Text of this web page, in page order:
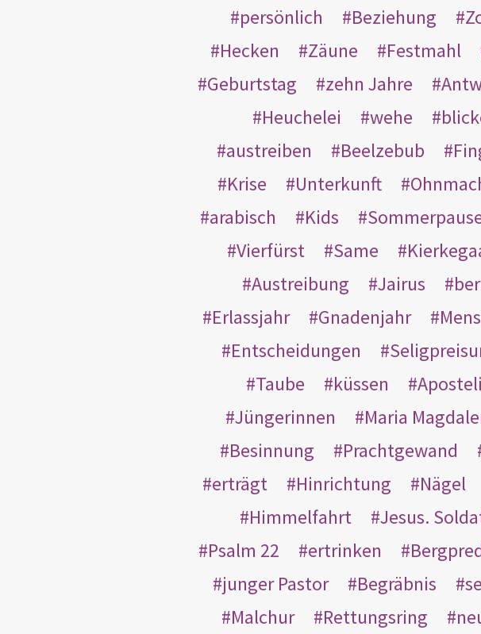
persönlich
Beziehung
Hecken
Zäune Festmahl
Geburtstag
zehn Jahre
Heuchelei
wehe
austreiben
Beelzebub
Krise
Unterkunft
arabisch
Kids
Vierfürst
Same
Austreibung
Jairus
Erlassjahr
Gnadenjahr
Entscheidungen
Taube
küssen
Jüngerinnen
Maria
Besinnung
Prachtgewand
erträgt
Hinrichtung Nägel
Himmelfahrt
Jesus.
Psalm 22
ertrinken
junger Pastor
Begräbnis
Malchur
Rettungsring